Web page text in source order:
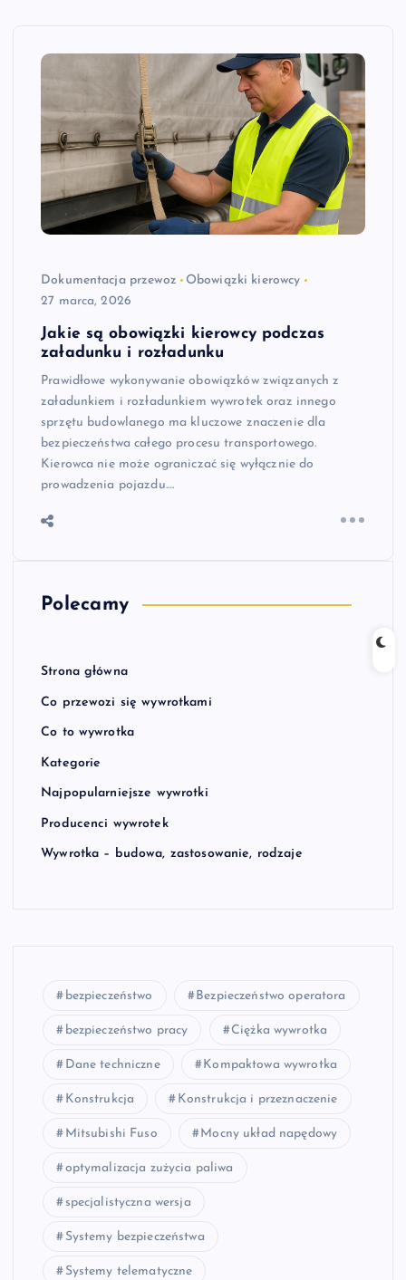
Dokumentacja przewoz
Obowiązki kierowcy
27 marca, 2026
Jakie są obowiązki kierowcy podczas
załadunku i rozładunku
Prawidłowe wykonywanie obowiązków związanych z
załadunkiem i rozładunkiem wywrotek oraz innego
sprzętu budowlanego ma kluczowe znaczenie dla
bezpieczeństwa całego procesu transportowego.
Kierowca nie może ograniczać się wyłącznie do
prowadzenia pojazdu.…
Polecamy
Strona główna
Co przewozi się wywrotkami
Co to wywrotka
Kategorie
Najpopularniejsze wywrotki
Producenci wywrotek
Wywrotka – budowa, zastosowanie, rodzaje
bezpieczeństwo Bezpieczeństwo operatora
bezpieczeństwo pracy Ciężka wywrotka
Dane techniczne Kompaktowa wywrotka
Konstrukcja Konstrukcja i przeznaczenie
Mitsubishi Fuso Mocny układ napędowy
optymalizacja zużycia paliwa
specjalistyczna wersja
Systemy bezpieczeństwa
Systemy telematyczne